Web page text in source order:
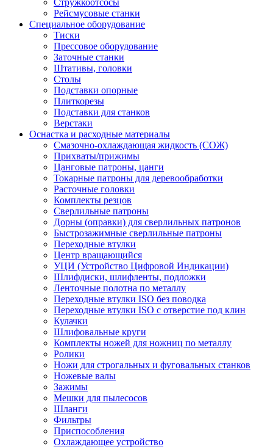
Рейсмусовые станки
Специальное оборудование
Тиски
Прессовое оборудование
Заточные станки
Штативы, головки
Столы
Подставки опорные
Плиткорезы
Подставки для станков
Верстаки
Оснастка и расходные материалы
Смазочно-охлаждающая жидкость (СОЖ)
Прихваты/прижимы
Цанговые патроны, цанги
Токарные патроны для деревообработки
Расточные головки
Комплекты резцов
Сверлильные патроны
Дорны (оправки) для сверлильных патронов
Быстрозажимные сверлильные патроны
Переходные втулки
Центр вращающийся
УЦИ (Устройство Цифровой Индикации)
Шлифдиски, шлифленты, подложки
Ленточные полотна по металлу
Переходные втулки ISO без поводка
Переходные втулки ISO с отверстие под клин
Кулачки
Шлифовальные круги
Комплекты ножей для ножниц по металлу
Ролики
Ножи для строгальных и фуговальных станков
Ножевые валы
Зажимы
Мешки для пылесосов
Шланги
Фильтры
Приспособления
Охлаждающее устройство